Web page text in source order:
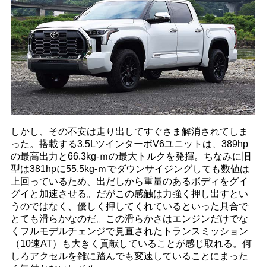
しかし、その不安は走り出してすぐさま解消されてしま
った。搭載する3.5LツインターボV6ユニットは、389hp
の最高出力と66.3kg-ｍの最大トルクを発揮。ちなみに旧
型は381hpに55.5kg-ｍでダウンサイジングしても数値は
上回っているため、出だしから重量のあるボディをグイ
グイと加速させる。だがこの感触は力強く押し出すとい
うのではなく、優しく押してくれているといった具合で
とても滑らかなのだ。この滑らかさはエンジンだけでな
くフルモデルチェンジで見直されたトランスミッション
（10速AT）も大きく貢献していることが感じ取れる。何
しろアクセルを雑に踏んでも変速していることにまった